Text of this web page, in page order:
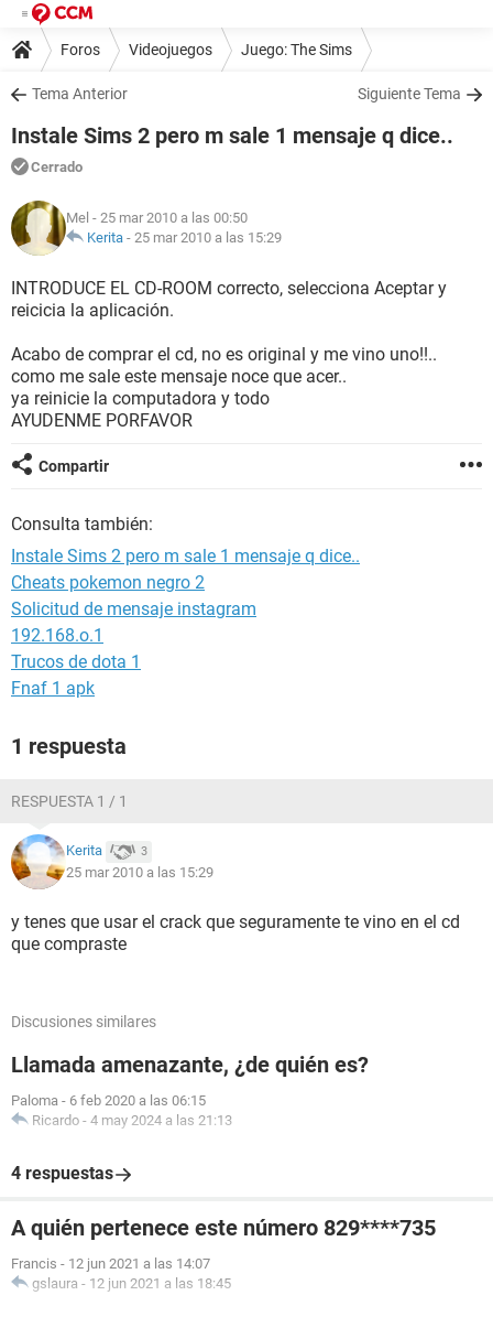
Foros Videojuegos Juego: The Sims
Tema Anterior Siguiente Tema
Instale Sims 2 pero m sale 1 mensaje q dice..
Cerrado
Mel - 25 mar 2010 a las 00:50
Kerita - 25 mar 2010 a las 15:29
INTRODUCE EL CD-ROOM correcto, selecciona Aceptar y
reicicia la aplicación.
Acabo de comprar el cd, no es original y me vino uno!!..
como me sale este mensaje noce que acer..
ya reinicie la computadora y todo
AYUDENME PORFAVOR
Compartir
Consulta también:
Instale Sims 2 pero m sale 1 mensaje q dice..
Cheats pokemon negro 2
Solicitud de mensaje instagram
192.168.o.1
Trucos de dota 1
Fnaf 1 apk
1 respuesta
RESPUESTA 1 / 1
Kerita 3
25 mar 2010 a las 15:29
y tenes que usar el crack que seguramente te vino en el cd
que compraste
Discusiones similares
Llamada amenazante, ¿de quién es?
Paloma - 6 feb 2020 a las 06:15
Ricardo - 4 may 2024 a las 21:13
4 respuestas
A quién pertenece este número 829****735
Francis - 12 jun 2021 a las 14:07
gslaura - 12 jun 2021 a las 18:45